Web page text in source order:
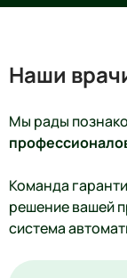
Наши
Мы рады
Команда
решение вашей
система